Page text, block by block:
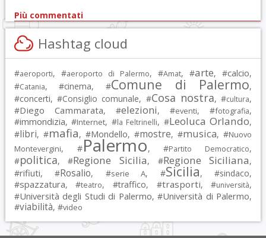
Più commentati
Hashtag cloud
#aeroporti, #aeroporto di Palermo, #Amat, #arte, #calcio,
#Catania, #cinema, #Comune di Palermo,
#concerti, #Consiglio comunale, #Cosa nostra, #cultura,
#Diego Cammarata, #elezioni, #eventi, #fotografia,
#immondizia, #Internet, #la Feltrinelli, #Leoluca Orlando,
#libri, #mafia, #Mondello, #mostre, #musica, #Nuovo
Montevergini, #Palermo, #Partito Democratico,
#politica, #Regione Sicilia, #Regione Siciliana,
#rifiuti, #Rosalio, #serie A, #Sicilia, #sindaco,
#spazzatura, #teatro, #traffico, #trasporti, #università,
#Università degli Studi di Palermo, #Università di Palermo,
#viabilità, #video